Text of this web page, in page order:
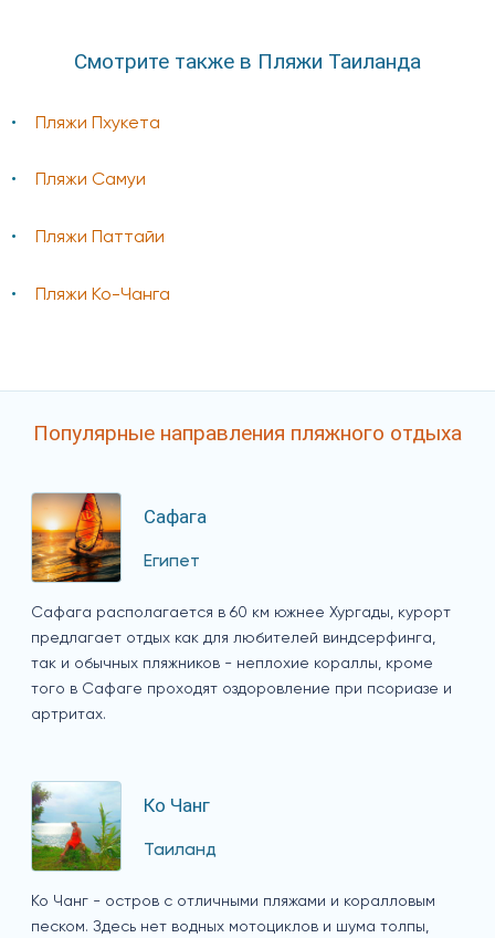
Смотрите также в Пляжи Таиланда
Пляжи Пхукета
Пляжи Самуи
Пляжи Паттайи
Пляжи Ко-Чанга
Популярные направления пляжного отдыха
Сафага
Египет
Сафага располагается в 60 км южнее Хургады, курорт
предлагает отдых как для любителей виндсерфинга,
так и обычных пляжников - неплохие кораллы, кроме
того в Сафаге проходят оздоровление при псориазе и
артритах.
Ко Чанг
Таиланд
Ко Чанг - остров с отличными пляжами и коралловым
песком. Здесь нет водных мотоциклов и шума толпы,